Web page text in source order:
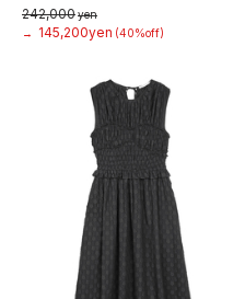
242,000yen
→
145,200yen (40%off)